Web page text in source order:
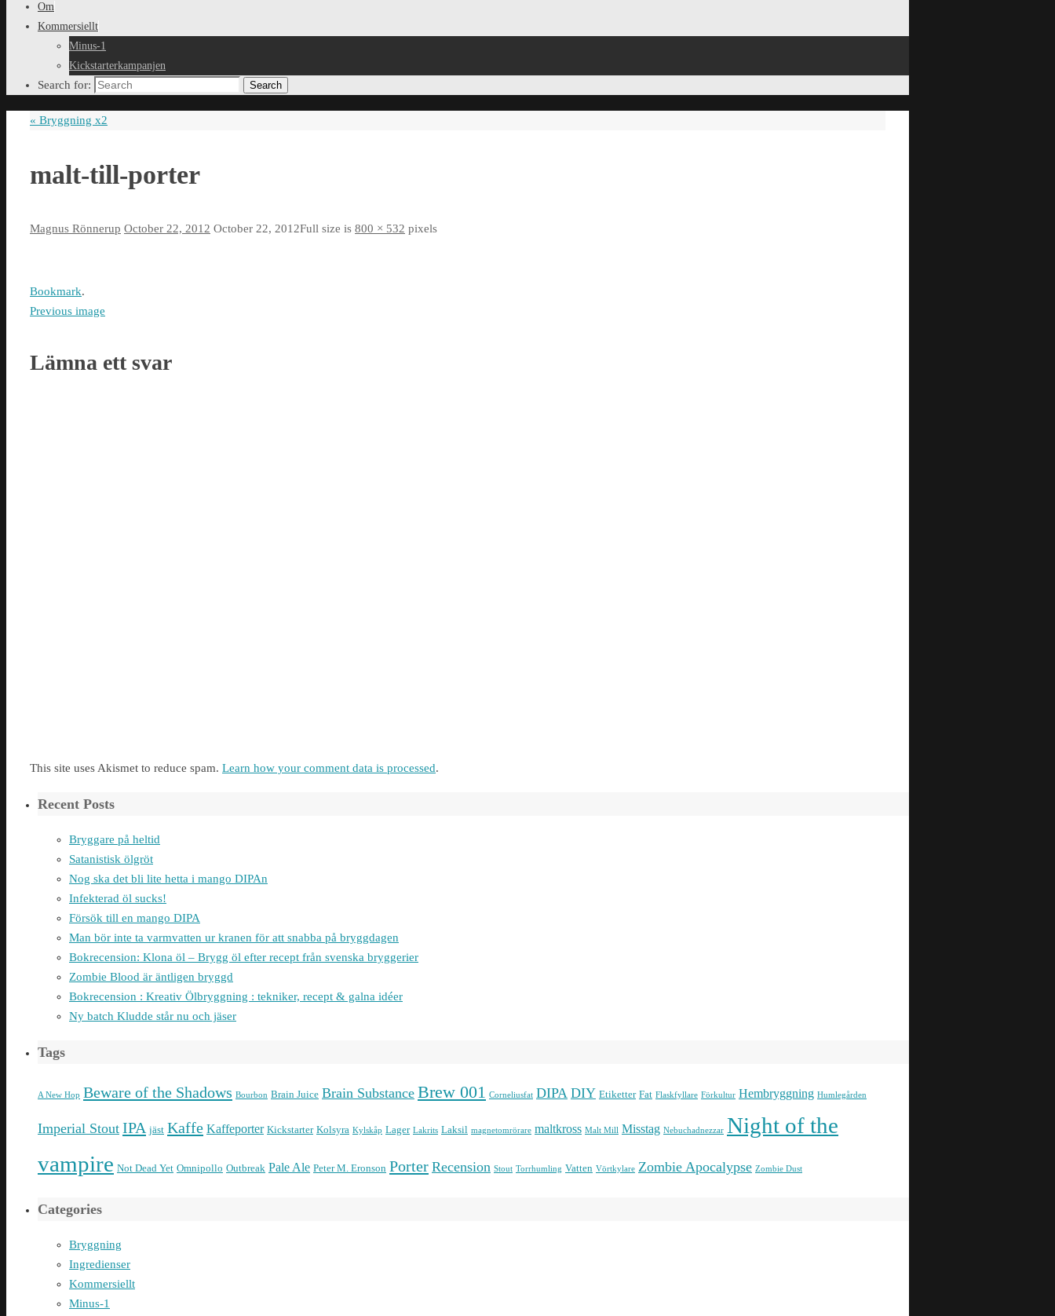
Om
Kommersiellt
Minus-1
Kickstarterkampanjen
Search for: Search
« Bryggning x2
malt-till-porter
Magnus Rönnerup October 22, 2012 October 22, 2012Full size is 800 × 532 pixels
Bookmark.
Previous image
Lämna ett svar
This site uses Akismet to reduce spam. Learn how your comment data is processed.
Recent Posts
Bryggare på heltid
Satanistisk ölgröt
Nog ska det bli lite hetta i mango DIPAn
Infekterad öl sucks!
Försök till en mango DIPA
Man bör inte ta varmvatten ur kranen för att snabba på bryggdagen
Bokrecension: Klona öl – Brygg öl efter recept från svenska bryggerier
Zombie Blood är äntligen bryggd
Bokrecension : Kreativ Ölbryggning : tekniker, recept & galna idéer
Ny batch Kludde står nu och jäser
Tags
A New Hop Beware of the Shadows Bourbon Brain Juice Brain Substance Brew 001 Corneliusfat DIPA DIY Etiketter Fat Flaskfyllare Förkultur Hembryggning Humlegården
Imperial Stout IPA jäst Kaffe Kaffeporter Kickstarter Kolsyra Kylskåp Lager Lakrits Laksil magnetomrörare maltkross Malt Mill Misstag Nebuchadnezzar Night of the
vampire Not Dead Yet Omnipollo Outbreak Pale Ale Peter M. Eronson Porter Recension Stout Torrhumling Vatten Vörtkylare Zombie Apocalypse Zombie Dust
Categories
Bryggning
Ingredienser
Kommersiellt
Minus-1